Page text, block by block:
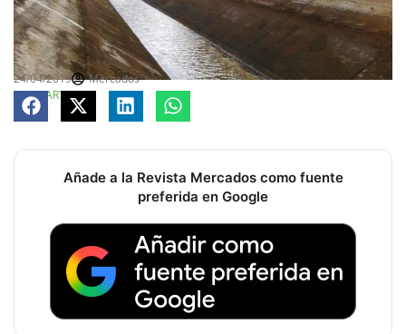
24/04/2019
Mercados
COMPARTE
Añade a la Revista Mercados como fuente
preferida en Google